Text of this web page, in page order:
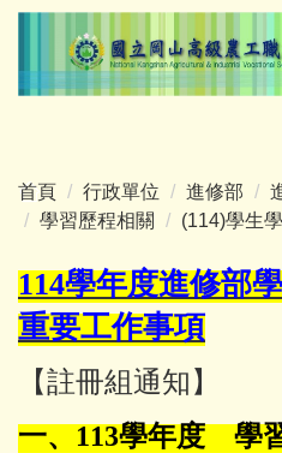
跳
主
區
首頁 行政單位 進修部
學習歷程相關
(114)學生
114學年度進修部
重要工作事項
【註冊組通知】
一、113學年度 學